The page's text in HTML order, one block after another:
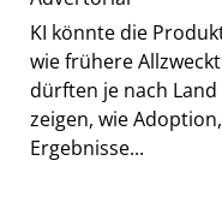
KI könnte die
wie frühere
dürften je nach
zeigen, wie
Ergebnisse...